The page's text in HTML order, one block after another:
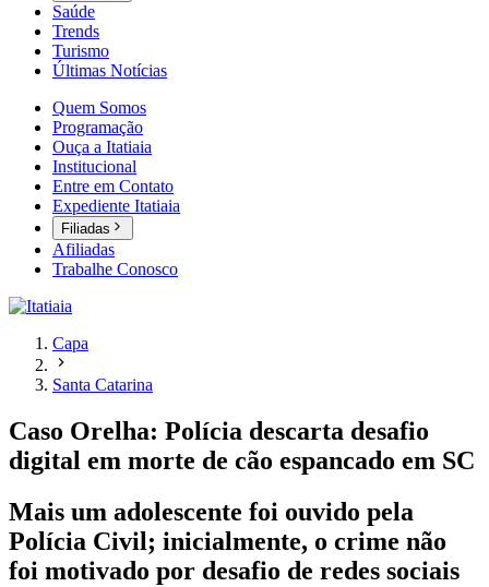
Saúde
Trends
Turismo
Últimas Notícias
Quem Somos
Programação
Ouça a Itatiaia
Institucional
Entre em Contato
Expediente Itatiaia
Filiadas
Afiliadas
Trabalhe Conosco
Capa
Santa Catarina
Caso Orelha: Polícia descarta desafio
digital em morte de cão espancado em SC
Mais um adolescente foi ouvido pela
Polícia Civil; inicialmente, o crime não
foi motivado por desafio de redes sociais